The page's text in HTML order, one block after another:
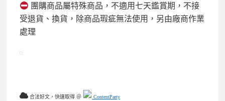
團購商品屬特殊商品，不適用七天鑑賞期，不接
受退貨、換貨，除商品瑕疵無法使用，另由廠商作業
處理
合法好文，快速取得 ＠ ContentParty